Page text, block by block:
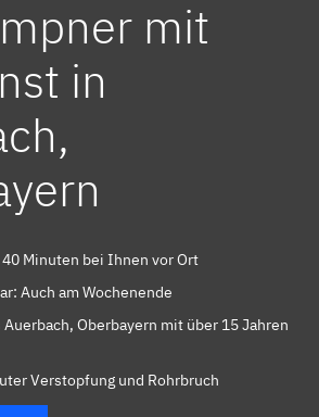
mit
in
Minuten bei Ihnen vor Ort
Auch am Wochenende
Auerbach, Oberbayern mit über 15 Jahren
Verstopfung und Rohrbruch